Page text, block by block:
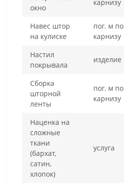
окно
карнизу
Навес штор
на кулиске
пог. м по
карнизу
Настил
покрывала
изделие
Сборка
шторной
ленты
пог. м по
карнизу
Наценка на
сложные
ткани
(бархат,
сатин,
хлопок)
услуга